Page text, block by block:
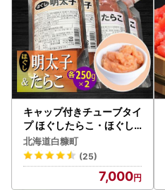
キャップ付きチューブタイ
プ ほぐしたらこ・ほぐし
明太子 【各250g×2 合計1
kg】_I007-0695
北海道白糠町
(25)
7,000